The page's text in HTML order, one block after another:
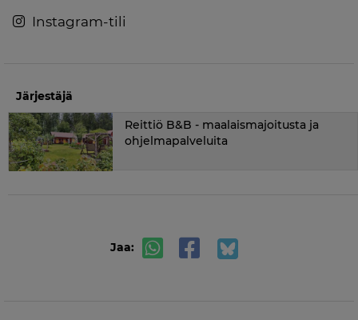
Instagram-tili
Järjestäjä
Reittiö B&B - maalaismajoitusta ja
ohjelmapalveluita
Jaa: